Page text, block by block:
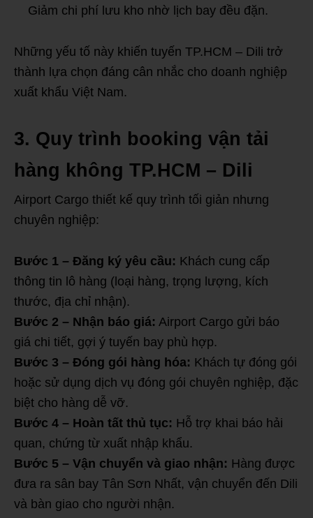
Giảm chi phí lưu kho nhờ lịch bay đều đặn.
Những yếu tố này khiến tuyến TP.HCM – Dili trở
thành lựa chọn đáng cân nhắc cho doanh nghiệp
xuất khẩu Việt Nam.
3. Quy trình booking vận tải
hàng không TP.HCM – Dili
Airport Cargo thiết kế quy trình tối giản nhưng
chuyên nghiệp:
Bước 1 – Đăng ký yêu cầu: Khách cung cấp
thông tin lô hàng (loại hàng, trọng lượng, kích
thước, địa chỉ nhận).
Bước 2 – Nhận báo giá: Airport Cargo gửi báo
giá chi tiết, gợi ý tuyến bay phù hợp.
Bước 3 – Đóng gói hàng hóa: Khách tự đóng gói
hoặc sử dụng dịch vụ đóng gói chuyên nghiệp, đặc
biệt cho hàng dễ vỡ.
Bước 4 – Hoàn tất thủ tục: Hỗ trợ khai báo hải
quan, chứng từ xuất nhập khẩu.
Bước 5 – Vận chuyển và giao nhận: Hàng được
đưa ra sân bay Tân Sơn Nhất, vận chuyển đến Dili
và bàn giao cho người nhận.